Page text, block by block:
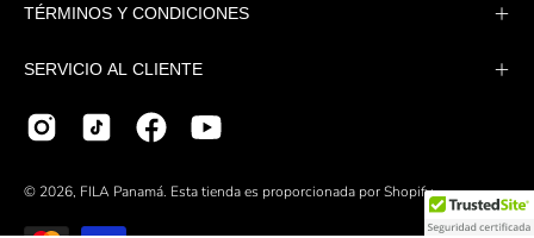
TÉRMINOS Y CONDICIONES
SERVICIO AL CLIENTE
© 2026, FILA Panamá. Esta tienda es proporcionada porShopify.